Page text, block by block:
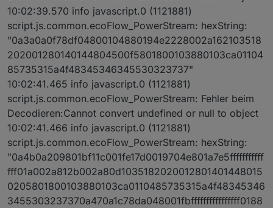
10:02:39.570 info javascript.0 (1121881)
script.js.common.ecoFlow_PowerStream: hexString:
"0a3a0a0f78df04800104880194e2228002a162103518
202001280140144804500f5801800103880103ca01104
85735315a4f48345346345530323737"
10:02:41.465 info javascript.0 (1121881)
script.js.common.ecoFlow_PowerStream: Fehler beim
Decodieren:Cannot convert undefined or null to object
10:02:41.466 info javascript.0 (1121881)
script.js.common.ecoFlow_PowerStream: hexString:
"0a4b0a209801bf11c001fe17d0019704e801a7e5fffffffffff
fff01a002a812b002a80d1035182020012801401448015
0205801800103880103ca0110485735315a4f48345346
3455303237370a470a1c78da048001fbffffffffffffffff0188